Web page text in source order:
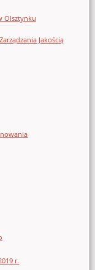
Olsztynku
Jakością
r.